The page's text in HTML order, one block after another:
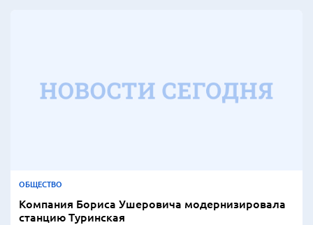
ОБЩЕСТВО
Компания Бориса Ушеровича модернизировала
станцию Туринская